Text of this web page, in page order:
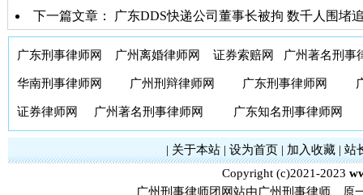
下一篇文章： 广东DDS快递公司董事长被拘 数千人围堵
广东刑事律师网 广州离婚律师网 证券索赔网 广州著名刑事
华南刑事律师网 广州刑辩律师网 广东刑事律师网
证券律师网 广州著名刑事律师网 广东知名刑事律师网
| 关于本站| 设为首页| 加入收藏| 站
Copyright (c)2021-2023
广州刑事律师团网站由广州刑事律师、原